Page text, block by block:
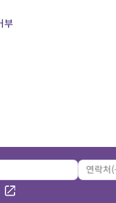
부
로
가
기